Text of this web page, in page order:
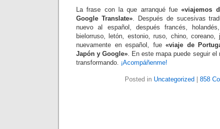
La frase con la que arranqué fue«viajemos
Google Translate». Después de sucesivas
nuevo al español, después francés,
bielorruso, letón, estonio, ruso, chino,
nuevamente en español, fue «viaje de
Japón y Google». En este mapa puede seguir
transformando. ¡Acompáñenme!
Posted in Uncategorized 858